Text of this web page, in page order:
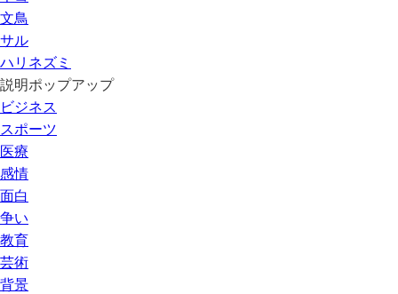
文鳥
サル
ハリネズミ
説明ポップアップ
ビジネス
スポーツ
医療
感情
面白
争い
教育
芸術
背景